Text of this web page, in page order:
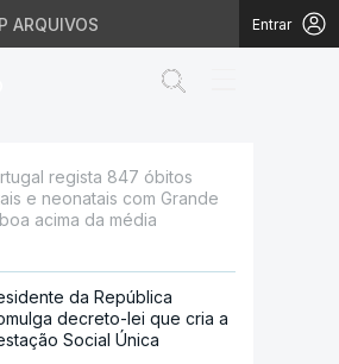
ARQUIVOS Entrar
regista 847 óbitos
e neonatais com Grande
acima da média
da República
decreto-lei que cria a
Social Única